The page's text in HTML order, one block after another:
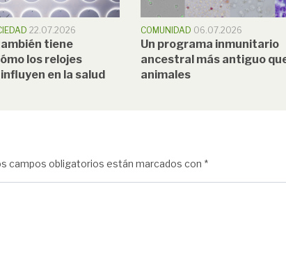
22.07.2026
tiene
los relojes
en la salud
COMUNIDAD 06.07.2026
Un programa inmunitario
ancestral más antiguo
animales
campos obligatorios están marcados con *